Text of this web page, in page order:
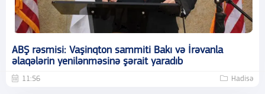
ABŞ rəsmisi: Vaşinqton sammiti Bakı və İrəvanla
əlaqələrin yenilənməsinə şərait yaradıb
11:56 Hadisə